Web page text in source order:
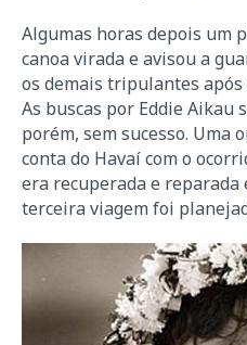
Algumas horas depois um
canoa virada e avisou a
os demais tripulantes após
As buscas por Eddie Aikau
porém, sem sucesso. Uma
conta do Havaí com o
era recuperada e reparada
terceira viagem foi